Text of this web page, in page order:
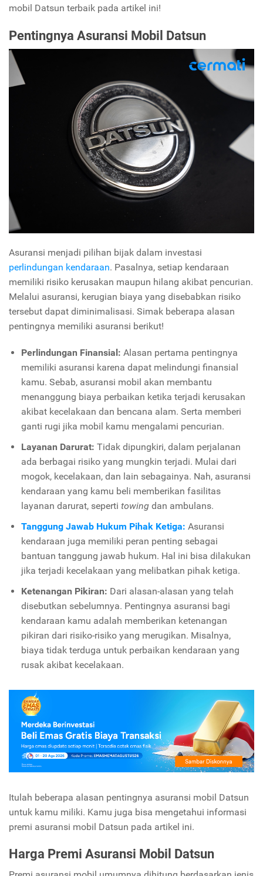
mobil Datsun terbaik pada artikel ini!
Pentingnya Asuransi Mobil Datsun
Asuransi menjadi pilihan bijak dalam investasi
perlindungan kendaraan. Pasalnya, setiap kendaraan
memiliki risiko kerusakan maupun hilang akibat pencurian.
Melalui asuransi, kerugian biaya yang disebabkan risiko
tersebut dapat diminimalisasi. Simak beberapa alasan
pentingnya memiliki asuransi berikut!
Perlindungan Finansial: Alasan pertama pentingnya
memiliki asuransi karena dapat melindungi finansial
kamu. Sebab, asuransi mobil akan membantu
menanggung biaya perbaikan ketika terjadi kerusakan
akibat kecelakaan dan bencana alam. Serta memberi
ganti rugi jika mobil kamu mengalami pencurian.
Layanan Darurat: Tidak dipungkiri, dalam perjalanan
ada berbagai risiko yang mungkin terjadi. Mulai dari
mogok, kecelakaan, dan lain sebagainya. Nah, asuransi
kendaraan yang kamu beli memberikan fasilitas
layanan darurat, seperti towingdan ambulans.
Tanggung Jawab Hukum Pihak Ketiga: Asuransi
kendaraan juga memiliki peran penting sebagai
bantuan tanggung jawab hukum. Hal ini bisa dilakukan
jika terjadi kecelakaan yang melibatkan pihak ketiga.
Ketenangan Pikiran: Dari alasan-alasan yang telah
disebutkan sebelumnya. Pentingnya asuransi bagi
kendaraan kamu adalah memberikan ketenangan
pikiran dari risiko-risiko yang merugikan. Misalnya,
biaya tidak terduga untuk perbaikan kendaraan yang
rusak akibat kecelakaan.
Itulah beberapa alasan pentingnya asuransi mobil Datsun
untuk kamu miliki. Kamu juga bisa mengetahui informasi
premi asuransi mobil Datsun pada artikel ini.
Harga Premi Asuransi Mobil Datsun